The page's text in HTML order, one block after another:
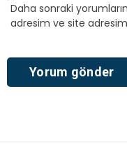
Daha sonraki
adresim ve site